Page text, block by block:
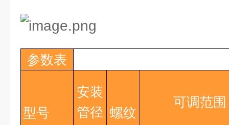
参数表
型号
安装
管径 螺纹
可调范围